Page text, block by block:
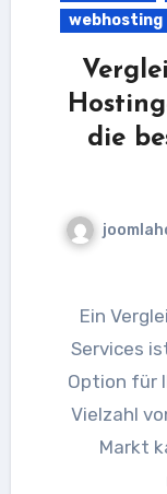
webhosting
die
Ein Vergleich von Homepage-Hosting-
Services
Option für
Vielzahl
Markt